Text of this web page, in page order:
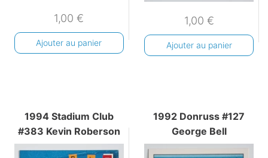
1,00€
Ajouter au panier
1,00 €
Ajouter au panier
1994 Stadium Club
#383 Kevin Roberson
1992 Donruss #127
George Bell